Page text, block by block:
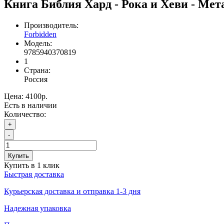
Книга Библия Хард - Рока и Хеви -
Производитель:
Forbidden
Модель:
9785940370819
1
Страна:
Россия
Цена: 4100р.
Есть в наличии
Количество:
+
-
Купить
Купить в 1 клик
Быстрая доставка
Курьерская доставка и отправка 1-3 дня
Надежная упаковка